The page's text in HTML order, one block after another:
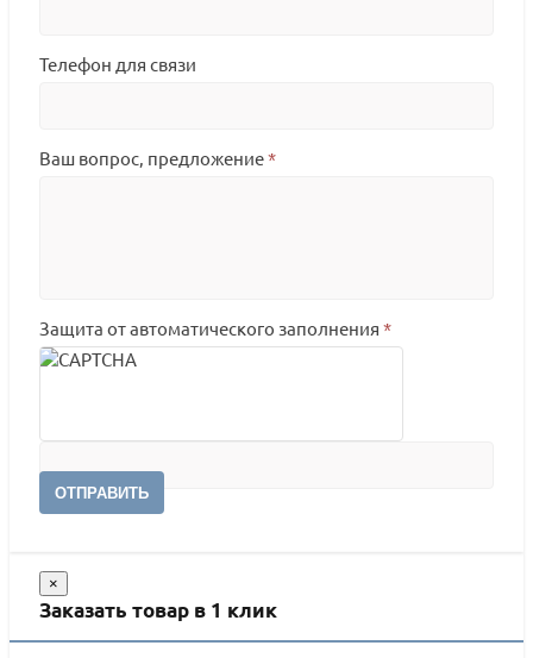
Телефон для связи
Ваш вопрос, предложение*
Защита от автоматического заполнения *
ОТПРАВИТЬ
×
Заказать товар в 1 клик